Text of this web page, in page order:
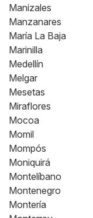
Manizales
Manzanares
María La Baja
Marinilla
Medellín
Melgar
Mesetas
Miraflores
Mocoa
Momil
Mompós
Moniquirá
Montelíbano
Montenegro
Montería